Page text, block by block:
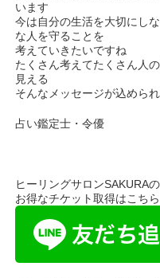
います
今は自分の生活を大切にし
な人を守ることを
考えていきたいですね
たくさん考えてたくさん人
見える
そんなメッセージが込めら
占い鑑定士・令優
ヒーリングサロンSAKURAの
お得なチケット取得はこちら